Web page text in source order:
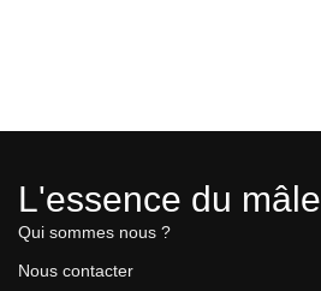
L'essence du mâle
Qui sommes nous ?
Nous contacter